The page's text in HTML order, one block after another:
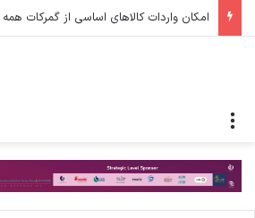
امکان واردات کالاهای اساسی از گمرکات